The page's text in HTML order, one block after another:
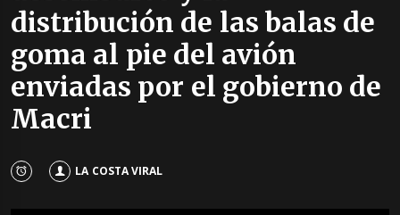
distribución de las balas de
goma al pie del avión
enviadas por el gobierno de
Macri
LA COSTA VIRAL